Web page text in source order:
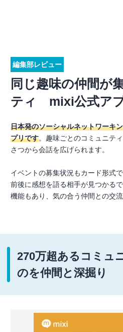
編集部レビュー
同じ趣味の仲間が
ティ mixi公式ア
日本発のソーシャルネットワーキ
プリです。趣味ごとのコミュニテ
さつから会話を広げられます。
イベントの募集状況もカード形式
前後に感想を語る相手が見つかる
機能もあり、気の合う仲間との交流
270万超あるコミ
のを仲間と深掘り